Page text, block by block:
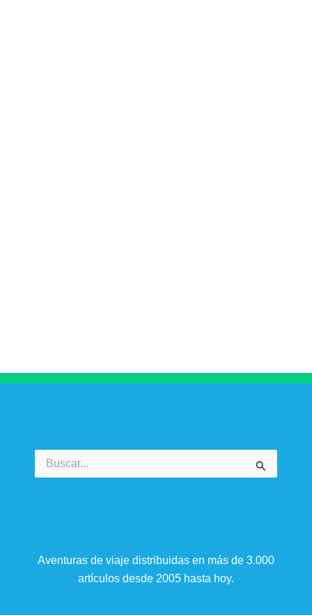
por:
Aventuras de viaje distribuidas en más de 3.000
artículos desde 2005 hasta hoy.